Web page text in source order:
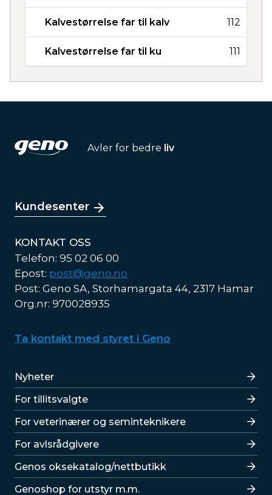
Kalvestørrelse far til kalv 112
Kalvestørrelse far til ku 111
Avler for bedre liv
Kundesenter
KONTAKT OSS
Telefon: 95 02 06 00
Epost: post@geno.no
Post: Geno SA, Storhamargata 44, 2317 Hamar
Org.nr: 970028935
Ta kontakt med styret i Geno
Lenker
Nyheter
For tillitsvalgte
For veterinærer og seminteknikere
For avlsrådgivere
Lenker
Genos oksekatalog/nettbutikk
Genoshop for utstyr m.m.